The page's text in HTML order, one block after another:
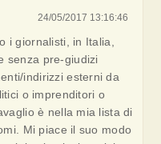
24/05/2017 13:16:46
i giornalisti, in Italia,
senza pre-giudizi
indirizzi esterni da
o imprenditori o
è nella mia lista di
Mi piace il suo modo